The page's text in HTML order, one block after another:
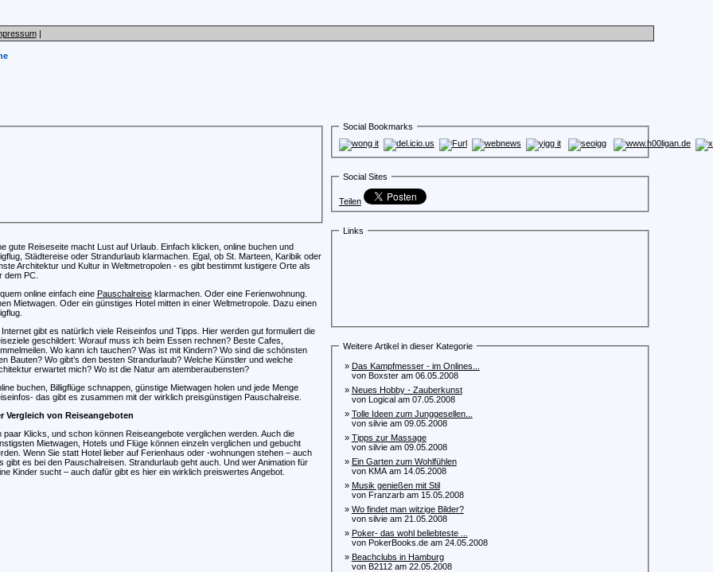
|
gute Reiseseite macht Lust auf Urlaub. Einfach klicken, online buchen und
Städtereise oder Strandurlaub klarmachen. Egal, ob St. Marteen, Karibik oder
Architektur und Kultur in Weltmetropolen - es gibt bestimmt lustigere Orte als
dem PC.
online einfach eine Pauschalreiseklarmachen. Oder eine Ferienwohnung.
Mietwagen. Oder ein günstiges Hotel mitten in einer Weltmetropole. Dazu einen
Internet gibt es natürlich viele Reiseinfos und Tipps. Hier werden gut formuliert die
geschildert: Worauf muss ich beim Essen rechnen? Beste Cafes,
Wo kann ich tauchen? Was ist mit Kindern? Wo sind die schönsten
Bauten? Wo gibt’s den besten Strandurlaub? Welche Künstler und welche
erwartet mich? Wo ist die Natur am atemberaubensten?
buchen, Billigflüge schnappen, günstige Mietwagen holen und jede Menge
das gibt es zusammen mit der wirklich preisgünstigen Pauschalreise.
Vergleich von Reiseangeboten
paar Klicks, und schon können Reiseangebote verglichen werden. Auch die
Mietwagen, Hotels und Flüge können einzeln verglichen und gebucht
Wenn Sie statt Hotel lieber auf Ferienhaus oder -wohnungen stehen – auch
gibt es bei den Pauschalreisen. Strandurlaub geht auch. Und wer Animation für
Kinder sucht – auch dafür gibt es hier ein wirklich preiswertes Angebot.
Social Bookmarks
Social Sites
Teilen
Links
Weitere Artikel in dieser Kategorie
» Das Kampfmesser - im Onlines...
von Boxster am 06.05.2008
» Neues Hobby - Zauberkunst
von Logical am 07.05.2008
» Tolle Ideen zum Junggesellen...
von silvie am 09.05.2008
» Tipps zur Massage
von silvie am 09.05.2008
» Ein Garten zum Wohlfühlen
von KMA am 14.05.2008
» Musik genießen mit Stil
von Franzarb am 15.05.2008
» Wo findet man witzige Bilder?
von silvie am 21.05.2008
» Poker- das wohl beliebteste ...
von PokerBooks.de am 24.05.2008
» Beachclubs in Hamburg
von B2112 am 22.05.2008